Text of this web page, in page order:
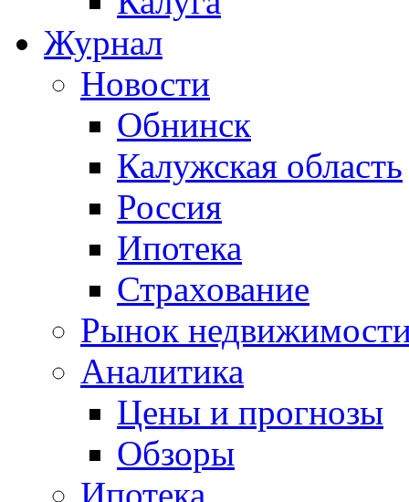
Журнал
Новости
Обнинск
Калужская область
Россия
Ипотека
Страхование
Рынок
Аналитика
Цены и прогнозы
Обзоры